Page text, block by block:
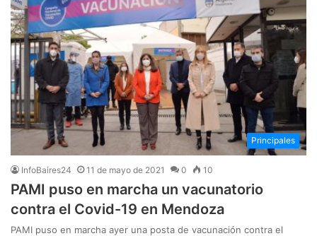
Principales
InfoBaires24 11 de mayo de 2021 0 10
PAMI puso en marcha un vacunatorio
contra el Covid-19 en Mendoza
PAMI puso en marcha ayer una posta de vacunación contra el